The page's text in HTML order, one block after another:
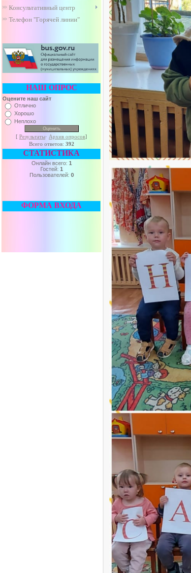
Консультативный центр
Телефон "Горячей линии"
НАШ ОПРОС
Оцените наш сайт
Отлично
Хорошо
Неплохо
[ Результаты· Архив опросов]
Всего ответов: 392
СТАТИСТИКА
Онлайн всего: 1
Гостей: 1
Пользователей: 0
ФОРМА ВХОДА